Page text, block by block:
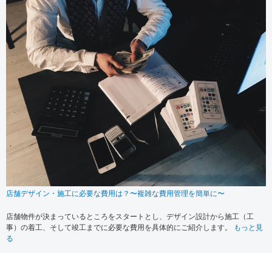
店舗デザイン・施工に必要な費用は？〜複雑な費用管理を簡単に〜
店舗物件が決まっているところをスタートとし、デザイン設計から施工（工
事）の着工、そして竣工までに必要な費用を具体的にご紹介します。
もっと見
る